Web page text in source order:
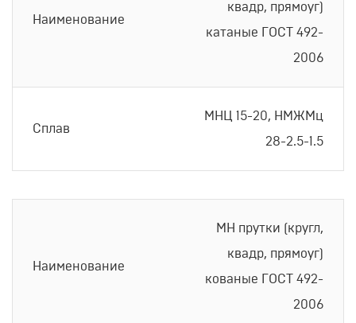
Наименование
квадр, прямоуг)
катаные ГОСТ 492-
2006
Сплав
МНЦ 15-20, НМЖМц
28-2.5-1.5
Наименование
МН прутки (кругл,
квадр, прямоуг)
кованые ГОСТ 492-
2006